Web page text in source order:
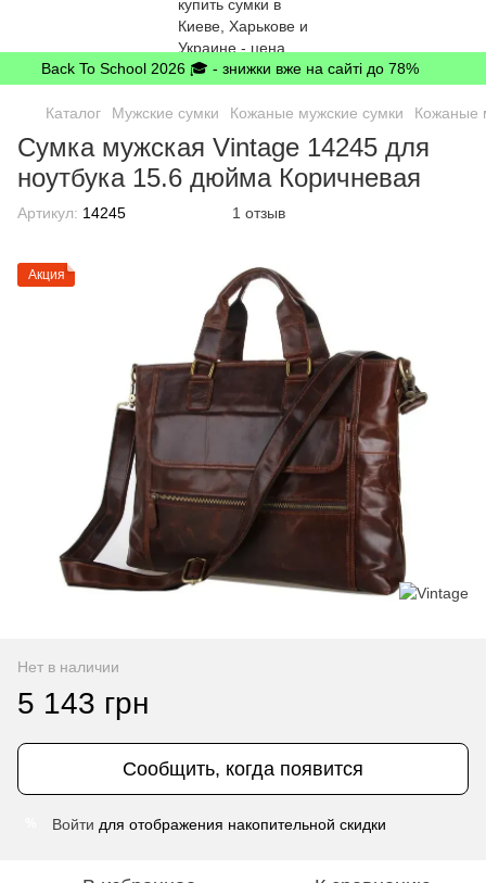
Back To School 2026 🎓 - знижки вже на сайті до 78%
Каталог Мужские сумки Кожаные мужские сумки Кожаные
Сумка мужская Vintage 14245 для
ноутбука 15.6 дюйма Коричневая
Артикул: 14245 1 отзыв
Акция
Нет в наличии
5 143 грн
Сообщить, когда появится
Войти для отображения накопительной скидки